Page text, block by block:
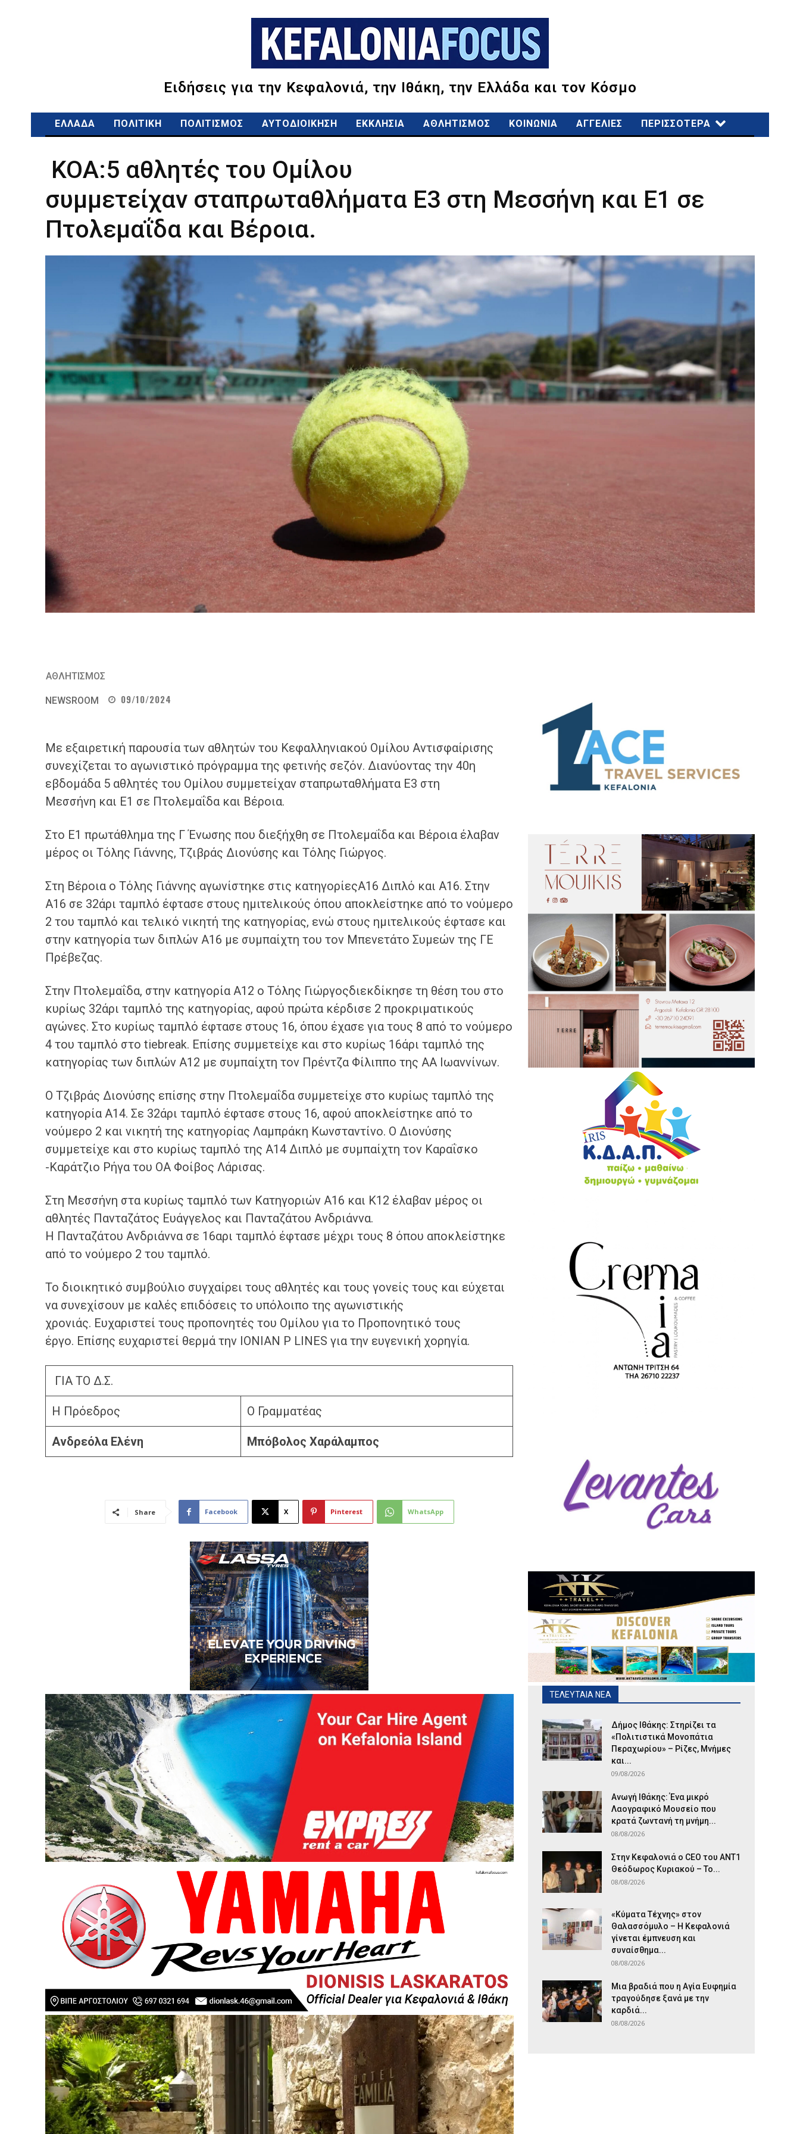
Ειδήσεις για την Κεφαλονιά, την Ιθάκη, την Ελλάδα και τον Κόσμο
ΕΛΛΑΔΑ ΠΟΛΙΤΙΚΗ ΠΟΛΙΤΙΣΜΟΣ ΑΥΤΟΔΙΟΙΚΗΣΗ ΕΚΚΛΗΣΙΑ ΑΘΛΗΤΙΣΜΟΣ ΚΟΙΝΩΝΙΑ ΑΓΓΕΛΙΕΣ ΠΕΡΙΣΣΟΤΕΡΑ
ΚΟΑ:5 αθλητές του Ομίλου
συμμετείχαν σταπρωταθλήματα Ε3 στη Μεσσήνη και Ε1 σε
Πτολεμαΐδα και Βέροια.
ΑΘΛΗΤΙΣΜΟΣ
NEWSROOM 09/10/2024
Με εξαιρετική παρουσία των αθλητών του Κεφαλληνιακού Ομίλου Αντισφαίρισης
συνεχίζεται το αγωνιστικό πρόγραμμα της φετινής σεζόν. Διανύοντας την 40η
εβδομάδα 5 αθλητές του Ομίλου συμμετείχαν σταπρωταθλήματα Ε3 στη
Μεσσήνη και Ε1 σε Πτολεμαΐδα και Βέροια.
Στο Ε1 πρωτάθλημα της Γ Ένωσης που διεξήχθη σε Πτολεμαΐδα και Βέροια έλαβαν
μέρος οι Τόλης Γιάννης, Τζιβράς Διονύσης και Τόλης Γιώργος.
Στη Βέροια ο Τόλης Γιάννης αγωνίστηκε στις κατηγορίεςΑ16 Διπλό και Α16. Στην
Α16 σε 32άρι ταμπλό έφτασε στους ημιτελικούς όπου αποκλείστηκε από το νούμερο
2 του ταμπλό και τελικό νικητή της κατηγορίας, ενώ στους ημιτελικούς έφτασε και
στην κατηγορία των διπλών Α16 με συμπαίχτη του τον Μπενετάτο Συμεών της ΓΕ
Πρέβεζας.
Στην Πτολεμαΐδα, στην κατηγορία Α12 ο Τόλης Γιώργοςδιεκδίκησε τη θέση του στο
κυρίως 32άρι ταμπλό της κατηγορίας, αφού πρώτα κέρδισε 2 προκριματικούς
αγώνες. Στο κυρίως ταμπλό έφτασε στους 16, όπου έχασε για τους 8 από το νούμερο
4 του ταμπλό στο tiebreak. Επίσης συμμετείχε και στο κυρίως 16άρι ταμπλό της
κατηγορίας των διπλών Α12 με συμπαίχτη τον Πρέντζα Φίλιππο της ΑΑ Ιωαννίνων.
Ο Τζιβράς Διονύσης επίσης στην Πτολεμαΐδα συμμετείχε στο κυρίως ταμπλό της
κατηγορία Α14. Σε 32άρι ταμπλό έφτασε στους 16, αφού αποκλείστηκε από το
νούμερο 2 και νικητή της κατηγορίας Λαμπράκη Κωνσταντίνο. Ο Διονύσης
συμμετείχε και στο κυρίως ταμπλό της Α14 Διπλό με συμπαίχτη τον Καραΐσκο
-Καράτζιο Ρήγα του ΟΑ Φοίβος Λάρισας.
Στη Μεσσήνη στα κυρίως ταμπλό των Κατηγοριών Α16 και Κ12 έλαβαν μέρος οι
αθλητές Πανταζάτος Ευάγγελος και Πανταζάτου Ανδριάννα.
Η Πανταζάτου Ανδριάννα σε 16αρι ταμπλό έφτασε μέχρι τους 8 όπου αποκλείστηκε
από το νούμερο 2 του ταμπλό.
Το διοικητικό συμβούλιο συγχαίρει τους αθλητές και τους γονείς τους και εύχεται
να συνεχίσουν με καλές επιδόσεις το υπόλοιπο της αγωνιστικής
χρονιάς. Ευχαριστεί τους προπονητές του Ομίλου για το Προπονητικό τους
έργο. Επίσης ευχαριστεί θερμά την IONIAN P LINES για την ευγενική χορηγία.
ΓΙΑ ΤΟ Δ.Σ.
Η Πρόεδρος Ο Γραμματέας
Ανδρεόλα Ελένη Μπόβολος Χαράλαμπος
Share Facebook X Pinterest WhatsApp
ΤΕΛΕΥΤΑΙΑ ΝΕΑ
Δήμος Ιθάκης: Στηρίζει τα
«Πολιτιστικά Μονοπάτια
Περαχωρίου» – Ρίζες, Μνήμες
και...
09/08/2026
Ανωγή Ιθάκης: Ένα μικρό
Λαογραφικό Μουσείο που
κρατά ζωντανή τη μνήμη...
08/08/2026
Στην Κεφαλονιά ο CEO του ANT1
Θεόδωρος Κυριακού – Το...
08/08/2026
«Κύματα Τέχνης» στον
Θαλασσόμυλο – Η Κεφαλονιά
γίνεται έμπνευση και
συναίσθημα...
08/08/2026
Μια βραδιά που η Αγία Ευφημία
τραγούδησε ξανά με την
καρδιά...
08/08/2026